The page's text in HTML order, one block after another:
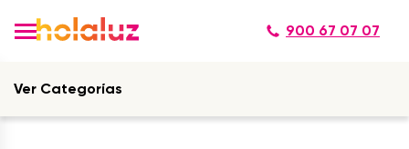
900 67 07 07
Ver Categorías